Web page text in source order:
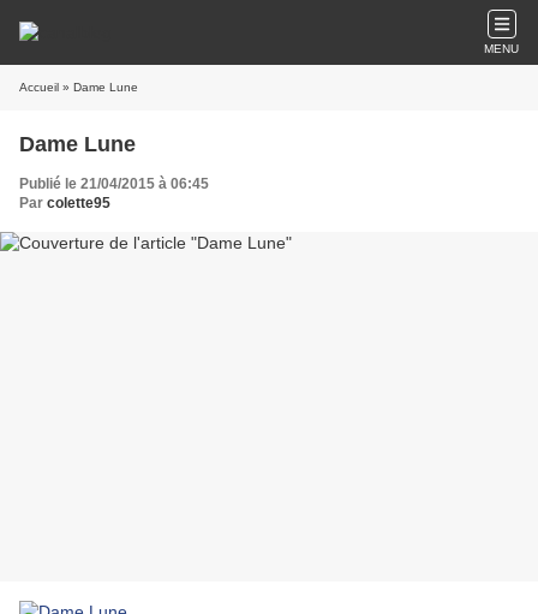
MENU
Accueil » Dame Lune
Dame Lune
Publié le 21/04/2015 à 06:45
Par colette95